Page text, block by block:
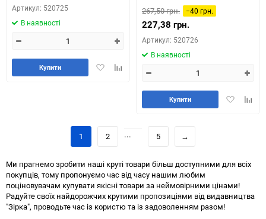
Артикул: 520725
В наявності
ДодатиДодайте
Купити
267,50 грн.
−40 грн.
227,38 грн.
Артикул: 520726
В наявності
Додати
Купити
1 2 ... 5 →
Ми прагнемо зробити наші круті товари більш доступними для всіх
покупців, тому пропонуємо час від часу нашим любим
поціновувачам купувати якісні товари за неймовірними цінами!
Радуйте своїх найдорожчих крутими пропозиціями від видавництва
"Зірка", проводьте час із користю та із задоволенням разом!